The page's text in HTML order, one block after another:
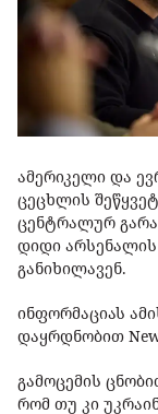
ამერიკელი და
ცეცხლის
ცენტრალურ
დიდი არსენალის
განიხილავენ.
ინფორმაციას
დაყრდნობით
გამოცემის
რომ თუ კი